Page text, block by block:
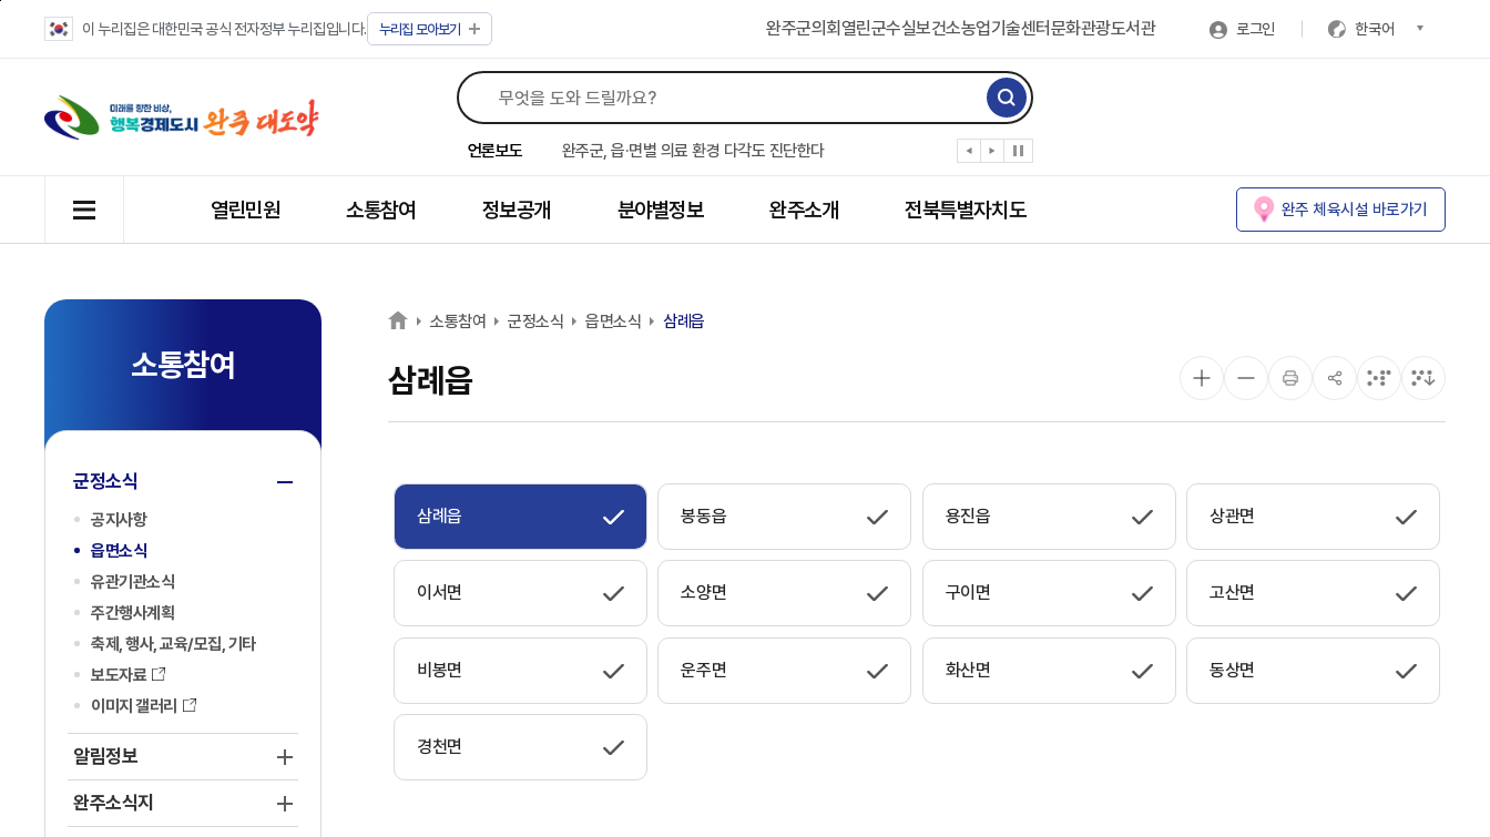
이 누리집은 대한민국 공식 전자정부 누리집입니다. 누리집 모아보기 완주군의회 열린군수실보건소농업기술센터문화관광도서관 로그인 한국어
언론보도
완주군, ‘수의계약 총량제’ 개편 운영
완주군 청소년, 초록우산 지원으로 치과 치료
완주군, 읍·면별 의료 환경 다각도 진단한다
완주군, 모바일 헬스케어 “내 건강 변화 직접 확인”
완주군 “여름휴가철 청소년 안전 지킨다”
완주 청소년, 삼성 임직원 만나 미래 진로 그린다
전북은행, 완주군에 ‘시원키트’ 60세트 기탁
유희태 완주군수, 친환경 농업인 현장 목소리 경청
열린민원 소통참여 정보공개 분야별정보 완주소개 전북특별자치도 완주 체육시설 바로가기
소통참여
군정소식
공지사항
읍면소식
유관기관소식
주간행사계획
축제, 행사, 교육/모집, 기타
보도자료
이미지 갤러리
알림정보
완주소식지
소통참여 군정소식 읍면소식 삼례읍
삼례읍
삼례읍 봉동읍 용진읍 상관면
이서면 소양면 구이면 고산면
비봉면 운주면 화산면 동상면
경천면